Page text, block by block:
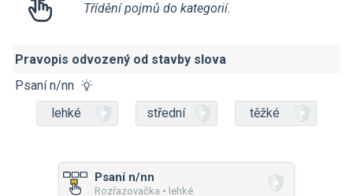
Třídění pojmů do kategorií.
Pravopis odvozený od stavby slova
Psaní n/nn
lehké
střední těžké
Psaní n/nn
Rozřazovačka • lehké